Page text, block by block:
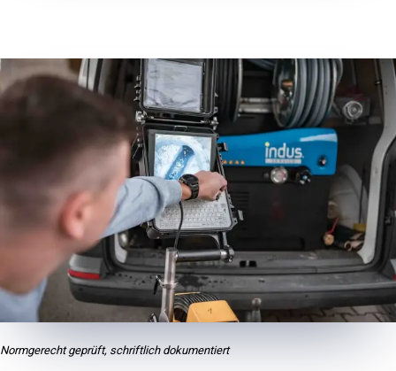
Normgerecht geprüft, schriftlich dokumentiert